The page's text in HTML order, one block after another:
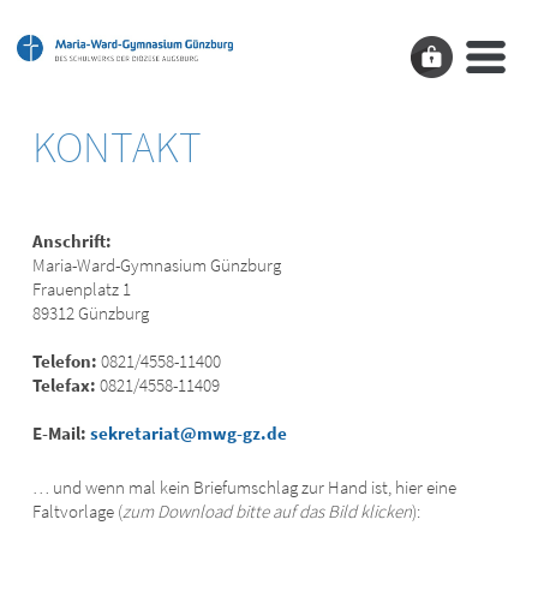
KONTAKT
Anschrift:
Maria-Ward-Gymnasium Günzburg
Frauenplatz 1
89312 Günzburg
Telefon: 0821/4558-11400
Telefax: 0821/4558-11409
E-Mail: sekretariat@mwg-gz.de
… und wenn mal kein Briefumschlag zur Hand ist, hier eine
Faltvorlage (zum Download bitte auf das Bild klicken):